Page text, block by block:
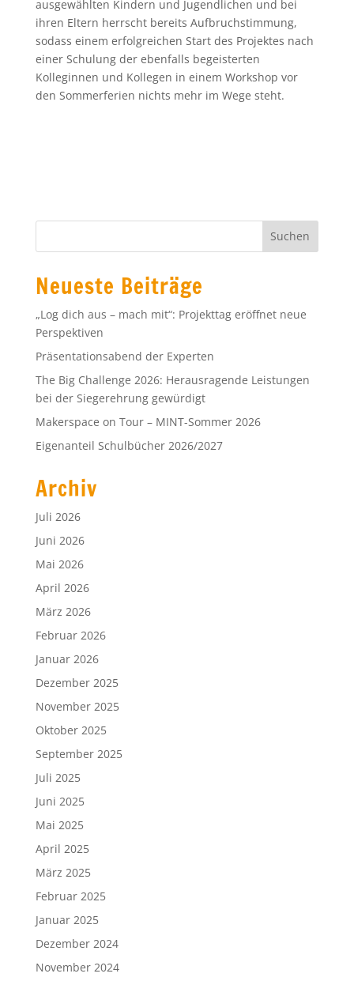
ausgewählten Kindern und Jugendlichen und bei
ihren Eltern herrscht bereits Aufbruchstimmung,
sodass einem erfolgreichen Start des Projektes nach
einer Schulung der ebenfalls begeisterten
Kolleginnen und Kollegen in einem Workshop vor
den Sommerferien nichts mehr im Wege steht.
Neueste Beiträge
„Log dich aus – mach mit“: Projekttag eröffnet neue
Perspektiven
Präsentationsabend der Experten
The Big Challenge 2026: Herausragende Leistungen
bei der Siegerehrung gewürdigt
Makerspace on Tour – MINT-Sommer 2026
Eigenanteil Schulbücher 2026/2027
Archiv
Juli 2026
Juni 2026
Mai 2026
April 2026
März 2026
Februar 2026
Januar 2026
Dezember 2025
November 2025
Oktober 2025
September 2025
Juli 2025
Juni 2025
Mai 2025
April 2025
März 2025
Februar 2025
Januar 2025
Dezember 2024
November 2024